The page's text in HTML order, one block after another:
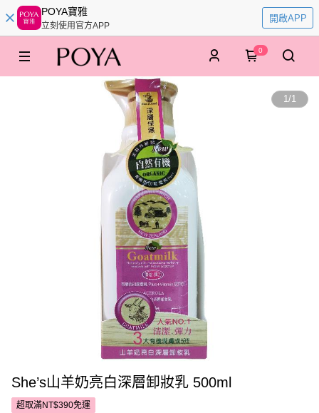
POYA寶雅
立刻使用官方APP
開啟APP
0
1/1
She’s山羊奶亮白深層卸妝乳 500ml
超取滿NT$390免運